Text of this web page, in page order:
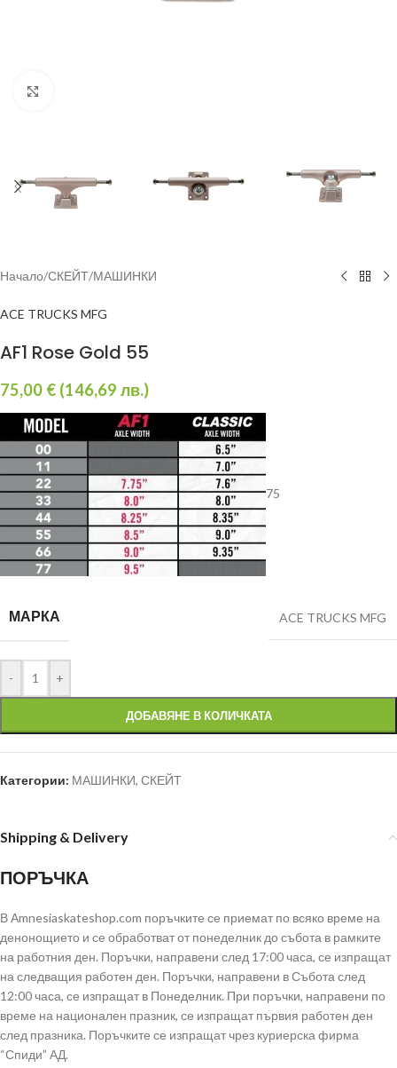
Начало/СКЕЙТ/МАШИНКИ
ACE TRUCKS MFG
AF1 Rose Gold 55
75,00 € (146,69 лв.)
75
МАРКА ACE TRUCKS MFG
- +
ДОБАВЯНЕ В КОЛИЧКАТА
Категории: МАШИНКИ, СКЕЙТ
Shipping & Delivery
ПОРЪЧКА
В Аmnesiaskateshop.com поръчките се приемат по всяко време на
денонощието и се обработват от понеделник до събота в рамките
на работния ден. Поръчки, направени след 17:00 часа, се изпращат
на следващия работен ден. Поръчки, направени в Събота след
12:00 часа, се изпращат в Понеделник. При поръчки, направени по
време на национален празник, се изпращат първия работен ден
след празника. Поръчките се изпращат чрез куриерска фирма
“Спиди” АД.